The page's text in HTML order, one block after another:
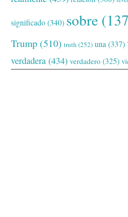
significado(340) sobre
Trump (510) truth (252) una (337)
verdadera (434) verdadero (325)